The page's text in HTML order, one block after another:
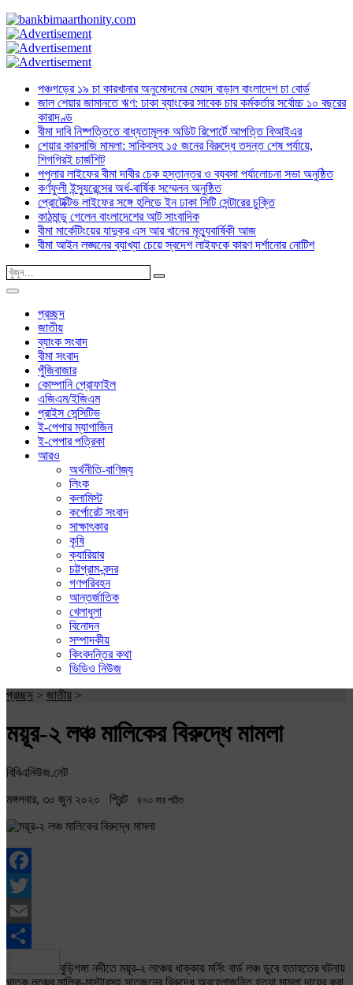
পঞ্চগড়ের ১৯ চা কারখানার অনুমোদনের মেয়াদ বাড়াল বাংলাদেশ চা বোর্ড
জাল শেয়ার জামানতে ঋণ: ঢাকা ব্যাংকের সাবেক চার কর্মকর্তার সর্বোচ্চ ১০ বছরের
কারাদণ্ড
বীমা দাবি নিষ্পত্তিতে বাধ্যতামূলক অডিট রিপোর্টে আপত্তি বিআইএর
শেয়ার কারসাজি মামলা: সাকিবসহ ১৫ জনের বিরুদ্ধে তদন্ত শেষ পর্যায়ে,
শিগগিরই চার্জশিট
পপুলার লাইফের বীমা দাবীর চেক হস্তান্তর ও ব্যবসা পর্যালোচনা সভা অনুষ্ঠিত
কর্ণফুলী ইন্স্যুরেন্সের অর্ধ-বার্ষিক সম্মেলন অনুষ্ঠিত
প্রোটেক্টিভ লাইফের সঙ্গে হলিডে ইন ঢাকা সিটি সেন্টারের চুক্তি
কাঠমান্ডু গেলেন বাংলাদেশের আট সাংবাদিক
বীমা মার্কেটিংয়ের যাদুকর এস আর খানের মৃত্যুবার্ষিকী আজ
বীমা আইন লঙ্ঘনের ব্যাখ্যা চেয়ে স্বদেশ লাইফকে কারণ দর্শানোর নোটিশ
প্রচ্ছদ
জাতীয়
ব্যাংক সংবাদ
বীমা সংবাদ
পুঁজিবাজার
কোম্পানি প্রোফাইল
এজিএম/ইজিএম
প্রাইস সেন্সিটিভ
ই-পেপার ম্যাগাজিন
ই-পেপার পত্রিকা
আরও
অর্থনীতি-বাণিজ্য
লিংক
কলামিস্ট
কর্পোরেট সংবাদ
সাক্ষাৎকার
কৃষি
ক্যারিয়ার
চট্টগ্রাম-বন্দর
গণপরিবহন
আন্তর্জাতিক
খেলাধুলা
বিনোদন
সম্পাদকীয়
কিংবদন্তির কথা
ভিডিও নিউজ
প্রচ্ছদ > জাতীয় >
ময়ূর-২ লঞ্চ মালিকের বিরুদ্ধে মামলা
বিবিএনিউজ.নেট
মঙ্গলবার, ৩০ জুন ২০২০ প্রিন্ট ৪৭৩ বার পঠিত
Facebook
Twitter
Email
Share
বুড়িগঙ্গা নদীতে ময়ূর-২ লঞ্চের ধাক্কায় মর্নিং বার্ড লঞ্চ ডুবে হতাহতের ঘটনায়
ঘাতক লঞ্চের মালিক-মাস্টারসহ সাতজনের বিরুদ্ধে অবহেলাজনিত হত্যা মামলা দায়ের করা